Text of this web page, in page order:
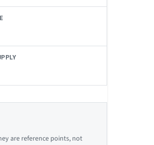
are reference points, not